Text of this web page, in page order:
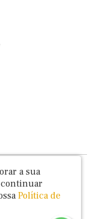
0001-86
- CEP 03016-030
a sua
Política de